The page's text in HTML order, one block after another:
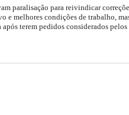
paralisação para reivindicar
e melhores condições de trabalho,
terem pedidos considerados pelos